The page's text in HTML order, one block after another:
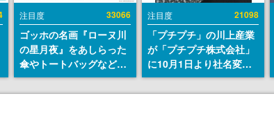
注目度 33066
ゴッホの名画『ローヌ川
の星月夜』をあしらった
傘やトートバッグなどが
登場。8月7日21時より2
日間限定で予約販売
注目度 21098
「プチプチ」の川上産業
が「プチプチ株式会社」
に10月1日より社名変更
へ。創業58年で初めての
変更で、“プチッ”と鳴る